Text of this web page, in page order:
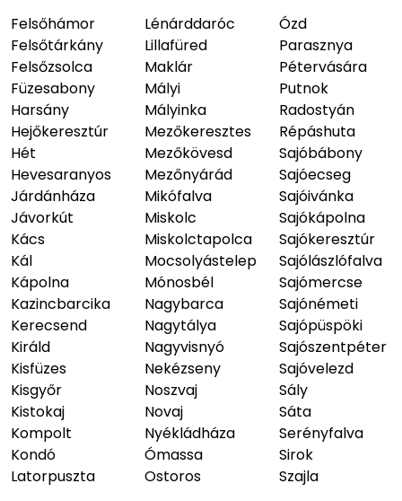
Felsőhámor
Felsőtárkány
Felsőzsolca
Füzesabony
Harsány
Hejőkeresztúr
Hét
Hevesaranyos
Járdánháza
Jávorkút
Kács
Kál
Kápolna
Kazincbarcika
Kerecsend
Királd
Kisfüzes
Kisgyőr
Kistokaj
Kompolt
Kondó
Latorpuszta
Lénárddaróc
Lillafüred
Maklár
Mályi
Mályinka
Mezőkeresztes
Mezőkövesd
Mezőnyárád
Mikófalva
Miskolc
Miskolctapolca
Mocsolyástelep
Mónosbél
Nagybarca
Nagytálya
Nagyvisnyó
Nekézseny
Noszvaj
Novaj
Nyékládháza
Ómassa
Ostoros
Ózd
Parasznya
Pétervására
Putnok
Radostyán
Répáshuta
Sajóbábony
Sajóecseg
Sajóivánka
Sajókápolna
Sajókeresztúr
Sajólászlófalva
Sajómercse
Sajónémeti
Sajópüspöki
Sajószentpéter
Sajóvelezd
Sály
Sáta
Serényfalva
Sirok
Szajla